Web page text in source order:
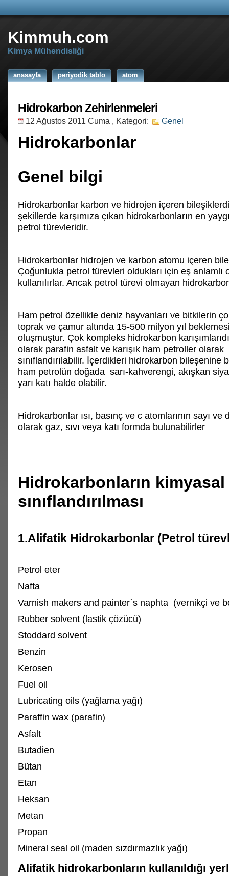
Kimmuh.com
Kimya Mühendisliği
anasayfa periyodik tablo atom
Hidrokarbon Zehirlenmeleri
12 Ağustos 2011 Cuma , Kategori: Genel
Hidrokarbonlar
Genel bilgi
Hidrokarbonlar karbon ve hidrojen içeren
şekillerde karşımıza çıkan hidrokarbonların en
petrol türevleridir.
Hidrokarbonlar hidrojen ve karbon atomu içeren
Çoğunlukla petrol türevleri oldukları için eş anlamlı
kullanılırlar. Ancak petrol türevi olmayan
Ham petrol özellikle deniz hayvanları ve bitkilerin
toprak ve çamur altında 15-500 milyon yıl
oluşmuştur. Çok kompleks hidrokarbon
olarak parafin asfalt ve karışık ham petroller olarak
sınıflandırılabilir. İçerdikleri hidrokarbon bileşenine
ham petrolün doğada sarı-kahverengi, akışkan
yarı katı halde olabilir.
Hidrokarbonlar ısı, basınç ve c atomlarının sayı ve
olarak gaz, sıvı veya katı formda bulunabilirler
Hidrokarbonların kimyasal
sınıflandırılması
1.Alifatik Hidrokarbonlar (Petrol
Petrol eter
Nafta
Varnish makers and painter`s naphta (vernikçi ve
Rubber solvent (lastik çözücü)
Stoddard solvent
Benzin
Kerosen
Fuel oil
Lubricating oils (yağlama yağı)
Paraffin wax (parafin)
Asfalt
Butadien
Bütan
Etan
Heksan
Metan
Propan
Mineral seal oil (maden sızdırmazlık yağı)
Alifatik hidrokarbonların kullanıldığı